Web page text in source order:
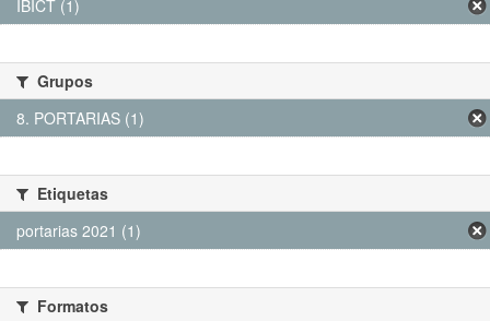
IBICT (1)
Grupos
8. PORTARIAS (1)
Etiquetas
portarias 2021 (1)
Formatos